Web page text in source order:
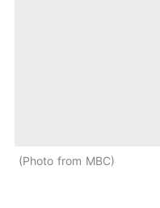
Photo from MBC